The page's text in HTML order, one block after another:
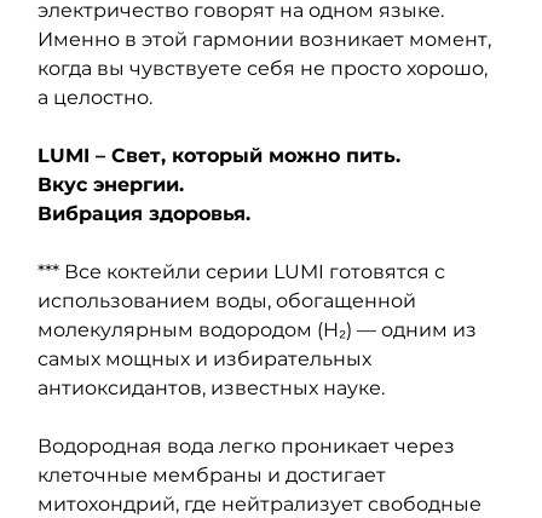
электричество говорят на одном языке.
Именно в этой гармонии возникает момент,
когда вы чувствуете себя не просто хорошо,
а целостно.
LUMI – Свет, который можно пить.
Вкус энергии.
Вибрация здоровья.
*** Все коктейли серии LUMI готовятся с
использованием воды, обогащенной
молекулярным водородом (H₂) — одним из
самых мощных и избирательных
антиоксидантов, известных науке.
Водородная вода легко проникает через
клеточные мембраны и достигает
митохондрий, где нейтрализует свободные